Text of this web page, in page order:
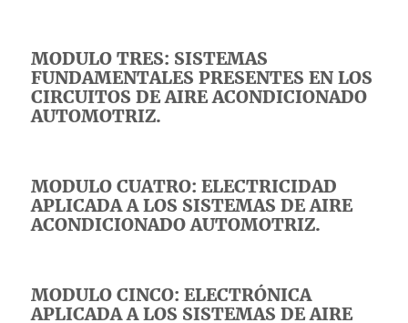
MODULO TRES: SISTEMAS
FUNDAMENTALES PRESENTES EN LOS
CIRCUITOS DE AIRE ACONDICIONADO
AUTOMOTRIZ.
MODULO CUATRO: ELECTRICIDAD
APLICADA A LOS SISTEMAS DE AIRE
ACONDICIONADO AUTOMOTRIZ.
MODULO CINCO: ELECTRÓNICA
APLICADA A LOS SISTEMAS DE AIRE